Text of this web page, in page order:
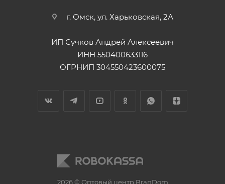
г. Омск, ул. Харьковская, 2А
ИП Сучков Андрей Алексеевич
ИНН 550400633116
ОГРНИП 304550423600075
2026 © Оптовый центр BranDom